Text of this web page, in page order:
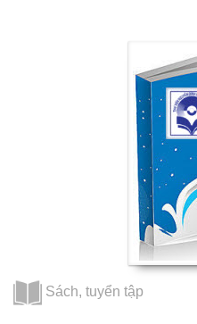
Sách, tuyển tập